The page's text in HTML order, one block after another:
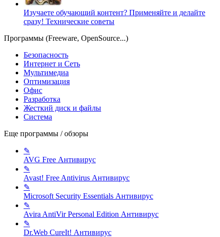
Изучаете обучающий контент? Применяйте и делайте
сразу! Технические советы
Программы (Freeware, OpenSource...)
Безопасность
Интернет и Сеть
Мультимедиа
Оптимизация
Офис
Разработка
Жесткий диск и файлы
Система
Еще программы / обзоры
✎
AVG Free Антивирус
✎
Avast! Free Antivirus Антивирус
✎
Microsoft Security Essentials Антивирус
✎
Avira AntiVir Personal Edition Антивирус
✎
Dr.Web CureIt! Антивирус